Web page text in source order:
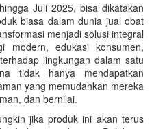
Juli 2025, bisa dikatakan
biasa dalam dunia jual obat
menjadi solusi integral
modern, edukasi konsumen,
lingkungan dalam satu
tidak hanya mendapatkan
yang memudahkan mereka
dan bernilai.
jika produk ini akan terus